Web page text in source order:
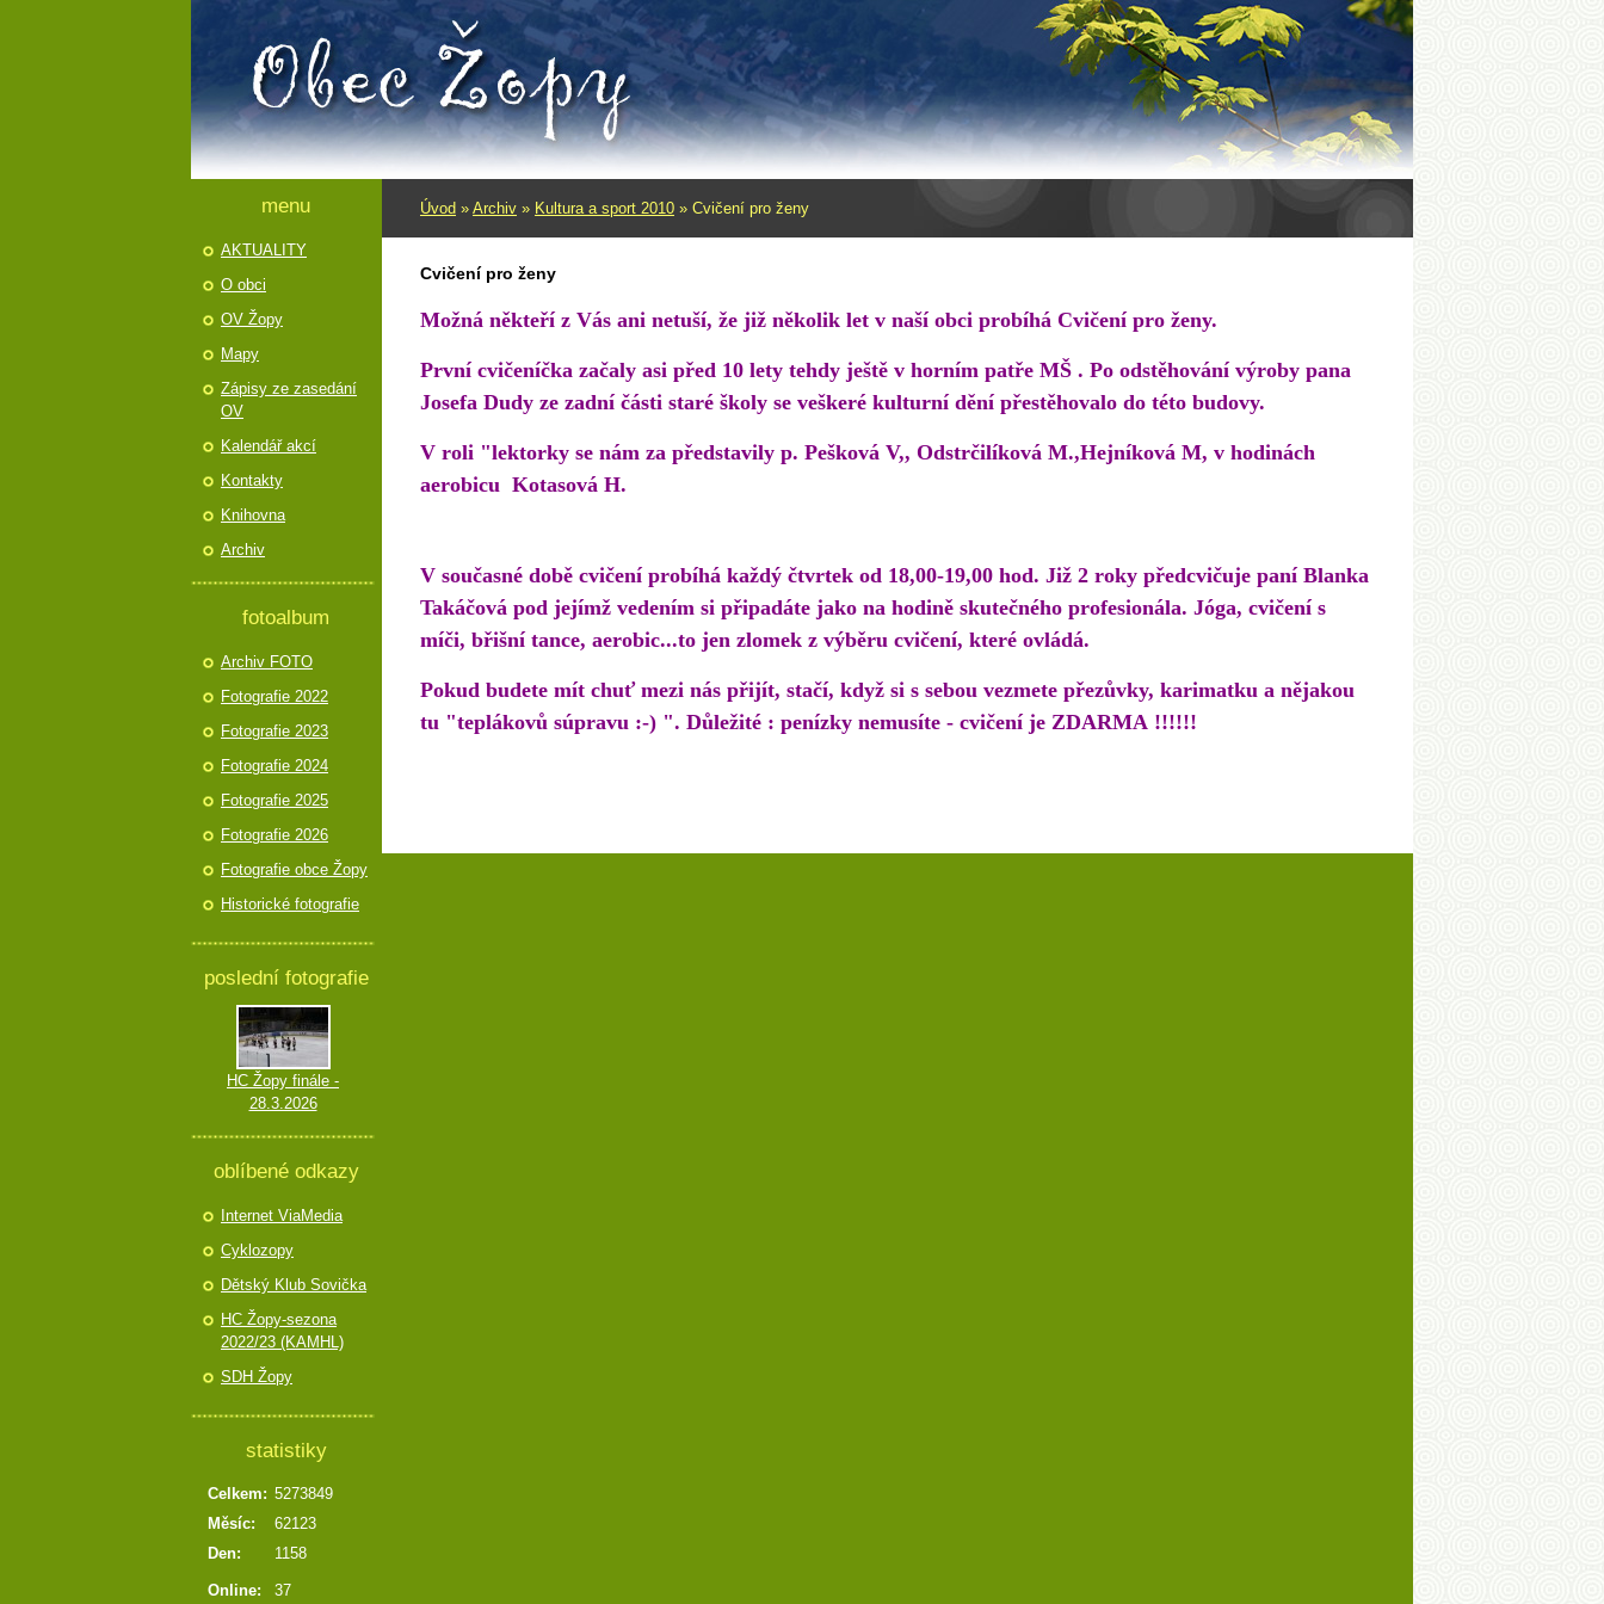
Úvod » Archiv » Kultura a sport 2010 » Cvičení pro ženy
Cvičení pro ženy
Možná někteří z Vás ani netuší, že již několik let v naší obci probíhá Cvičení pro ženy.
První cvičeníčka začaly asi před 10 lety tehdy ještě v horním patře MŠ . Po odstěhování výroby pana
Josefa Dudy ze zadní části staré školy se veškeré kulturní dění přestěhovalo do této budovy.
V roli "lektorky se nám za představily p. Pešková V,, Odstrčilíková M.,Hejníková M, v hodinách
aerobicu Kotasová H.
V současné době cvičení probíhá každý čtvrtek od 18,00-19,00 hod. Již 2 roky předcvičuje paní Blanka
Takáčová pod jejímž vedením si připadáte jako na hodině skutečného profesionála. Jóga, cvičení s
míči, břišní tance, aerobic...to jen zlomek z výběru cvičení, které ovládá.
Pokud budete mít chuť mezi nás přijít, stačí, když si s sebou vezmete přezůvky, karimatku a nějakou
tu "teplákovů súpravu :-) ". Důležité : penízky nemusíte - cvičení je ZDARMA !!!!!!
menu
AKTUALITY
O obci
OV Žopy
Mapy
Zápisy ze zasedání
OV
Kalendář akcí
Kontakty
Knihovna
Archiv
fotoalbum
Archiv FOTO
Fotografie 2022
Fotografie 2023
Fotografie 2024
Fotografie 2025
Fotografie 2026
Fotografie obce Žopy
Historické fotografie
poslední fotografie
HC Žopy finále -
28.3.2026
oblíbené odkazy
Internet ViaMedia
Cyklozopy
Dětský Klub Sovička
HC Žopy-sezona
2022/23 (KAMHL)
SDH Žopy
statistiky
Online: 37
Celkem: 5273849
Měsíc:
62123
Den:
1158